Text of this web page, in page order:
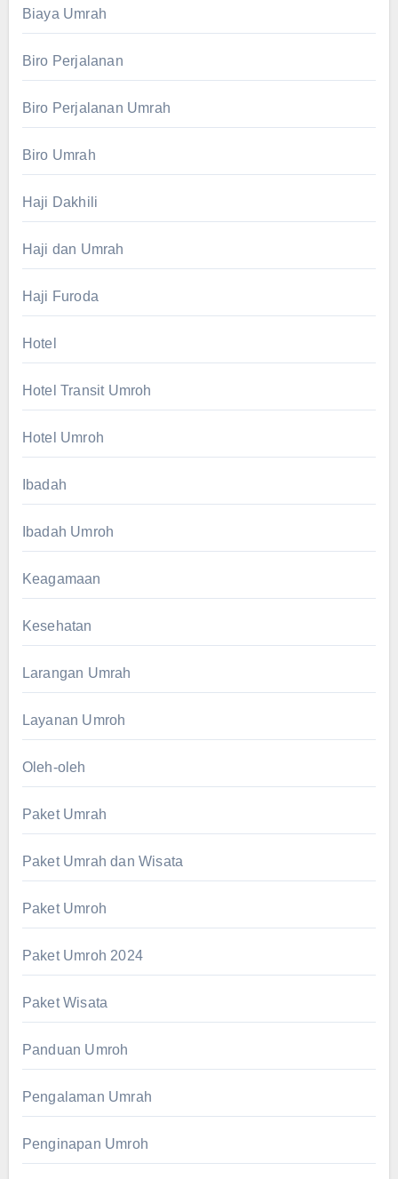
Biaya Umrah
Biro Perjalanan
Biro Perjalanan Umrah
Biro Umrah
Haji Dakhili
Haji dan Umrah
Haji Furoda
Hotel
Hotel Transit Umroh
Hotel Umroh
Ibadah
Ibadah Umroh
Keagamaan
Kesehatan
Larangan Umrah
Layanan Umroh
Oleh-oleh
Paket Umrah
Paket Umrah dan Wisata
Paket Umroh
Paket Umroh 2024
Paket Wisata
Panduan Umroh
Pengalaman Umrah
Penginapan Umroh